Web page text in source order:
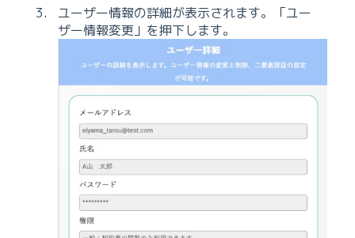
ユーザー情報の詳細が表示されます。「ユー
ザー情報変更」を押下します。